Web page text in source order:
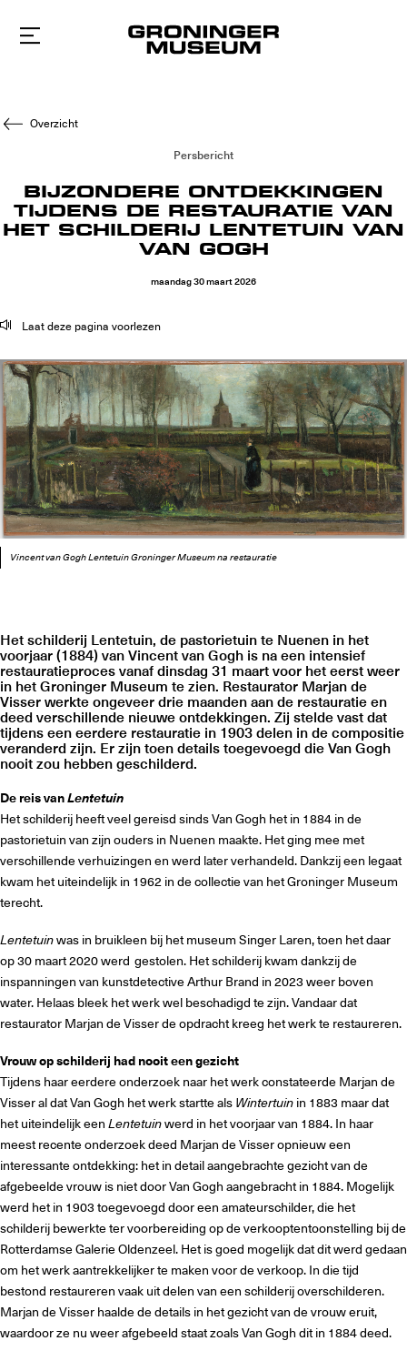
Naar
hoofdinhoud
Overzicht
Persbericht
BIJZONDERE ONTDEKKINGEN
TIJDENS DE RESTAURATIE VAN
HET SCHILDERIJ LENTETUIN VAN
VAN GOGH
maandag30maart2026
Laat deze pagina voorlezen
Vincent van Gogh Lentetuin Groninger Museum na restauratie
Het schilderij Lentetuin, de pastorietuin te Nuenen in het
voorjaar (1884) van Vincent van Gogh is na een intensief
restauratieproces vanaf dinsdag 31 maart voor het eerst weer
in het Groninger Museum te zien. Restaurator Marjan de
Visser werkte ongeveer drie maanden aan de restauratie en
deed verschillende nieuwe ontdekkingen. Zij stelde vast dat
tijdens een eerdere restauratie in 1903 delen in de compositie
veranderd zijn. Er zijn toen details toegevoegd die Van Gogh
nooit zou hebben geschilderd.
De reis vanLentetuin
Het schilderij heeft veel gereisd sinds Van Gogh het in 1884 in de
pastorietuin van zijn ouders in Nuenen maakte. Het ging mee met
verschillende verhuizingen en werd later verhandeld. Dankzij een legaat
kwam het uiteindelijk in 1962 in de collectie van het Groninger Museum
terecht.
Lentetuinwas in bruikleen bij het museum Singer Laren, toen het daar
op 30 maart 2020 werd gestolen. Het schilderij kwam dankzij de
inspanningen van kunstdetective Arthur Brand in 2023 weer boven
water. Helaas bleek het werk wel beschadigd te zijn. Vandaar dat
restaurator Marjan de Visser de opdracht kreeg het werk te restaureren.
Vrouw op schilderij had nooit een gezicht
Tijdens haar eerdere onderzoek naar het werk constateerde Marjan de
Visser al dat Van Gogh het werk startte als Wintertuin in 1883 maar dat
het uiteindelijk een Lentetuinwerd in het voorjaar van 1884. In haar
meest recente onderzoek deed Marjan de Visser opnieuw een
interessante ontdekking: het in detail aangebrachte gezicht van de
afgebeelde vrouw is niet door Van Gogh aangebracht in 1884. Mogelijk
werd het in 1903 toegevoegd door een amateurschilder, die het
schilderij bewerkte ter voorbereiding op de verkooptentoonstelling bij de
Rotterdamse Galerie Oldenzeel. Het is goed mogelijk dat dit werd gedaan
om het werk aantrekkelijker te maken voor de verkoop. In die tijd
bestond restaureren vaak uit delen van een schilderij overschilderen.
Marjan de Visser haalde de details in het gezicht van de vrouw eruit,
waardoor ze nu weer afgebeeld staat zoals Van Gogh dit in 1884 deed.